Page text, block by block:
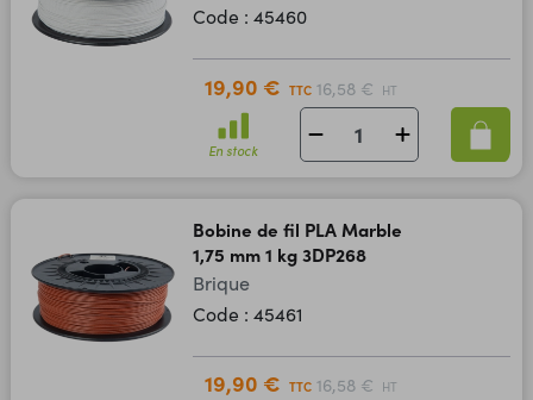
Code : 45460
19,90 € TTC 16,58 € HT
En stock
Bobine de fil PLA Marble
1,75 mm 1 kg 3DP268
Brique
Code : 45461
19,90 € TTC 16,58 € HT